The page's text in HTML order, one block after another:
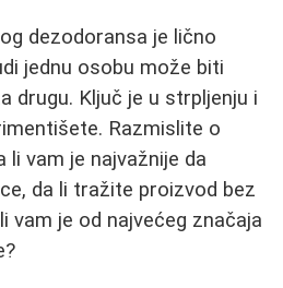
dezodoransa je lično
jednu osobu može biti
drugu. Ključ je u strpljenju i
Razmislite o
vam je najvažnije da
da li tražite proizvod bez
vam je od najvećeg značaja